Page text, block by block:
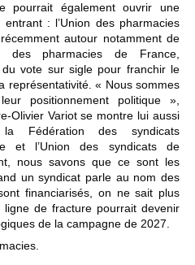
pourrait également ouvrir une
: l’Union des pharmacies
autour notamment de
des pharmacies de France,
du vote sur sigle pour franchir le
représentativité. « Nous sommes
positionnement politique »,
Olivier Variot se montre lui aussi
Fédération des syndicats
et l’Union des syndicats de
nous savons que ce sont les
un syndicat parle au nom des
financiarisés, on ne sait plus
de fracture pourrait devenir
de la campagne de 2027.